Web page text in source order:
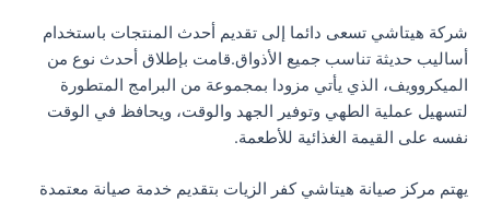
شركة هيتاشي تسعى دائما إلى تقديم أحدث المنتجات باستخدام
أساليب حديثة تناسب جميع الأذواق.قامت بإطلاق أحدث نوع من
الميكروويف، الذي يأتي مزودا بمجموعة من البرامج المتطورة
لتسهيل عملية الطهي وتوفير الجهد والوقت، ويحافظ في الوقت
نفسه على القيمة الغذائية للأطعمة.
يهتم مركز صيانة هيتاشي كفر الزيات بتقديم خدمة صيانة معتمدة